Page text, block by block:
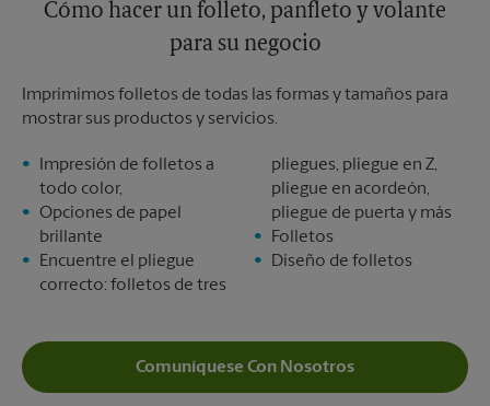
Cómo hacer un folleto, panfleto y volante
para su negocio
Imprimimos folletos de todas las formas y tamaños para
mostrar sus productos y servicios.
Impresión de folletos a
todo color,
Opciones de papel
brillante
Encuentre el pliegue
correcto: folletos de tres
pliegues, pliegue en Z,
pliegue en acordeón,
pliegue de puerta y más
Folletos
Diseño de folletos
Comuníquese Con Nosotros